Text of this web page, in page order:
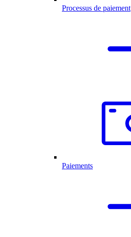
Processus de paiement
Paiements